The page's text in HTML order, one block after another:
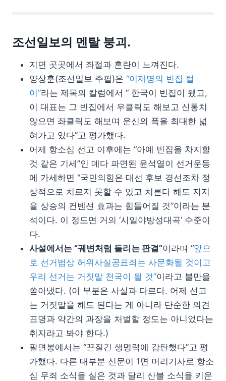
조선일보의 멘탈 붕괴.
지면 곳곳에서 좌절과 혼란이 느껴진다.
양상훈(조선일보 주필)은 “이재명의 빈집 털
이”라는 제목의 칼럼에서 “ 한국이 빈집이 됐고,
이 대표는 그 빈집에서 우클릭도 해보고 신통치
않으면 좌클릭도 해보며 운신의 폭을 최대한 넓
혀가고 있다”고 평가했다.
어제 항소심 선고 이후에는 “아예 빈집을 차지할
것 같은 기세”인 데다 파면된 윤석열이 선거운동
에 가세하면 “국민의힘은 대선 후보 경선조차 정
상적으로 치르지 못할 수 있고 치른다 해도 지지
율 상승의 컨벤션 효과는 힘들어질 것”이라는 분
석이다. 이 정도면 거의 ‘시일야방성대곡’ 수준이
다.
사설에서는 “궤변처럼 들리는 판결”이라며 “앞으
로 선거법상 허위사실공표죄는 사문화될 것이고
우리 선거는 거짓말 천국이 될 것”이라고 불만을
쏟아냈다. (이 부분은 사실과 다르다. 어제 선고
는 거짓말을 해도 된다는 게 아니라 단순한 의견
표명과 약간의 과장을 처벌할 정도는 아니었다는
취지라고 봐야 한다.)
팔면봉에서는 “끈질긴 생명력에 감탄했다”고 평
가했다. 다른 대부분 신문이 1면 머리기사로 항소
심 무죄 소식을 실은 것과 달리 산불 소식을 키운